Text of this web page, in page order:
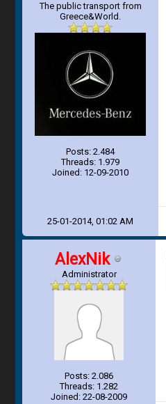
The public transport from
Greece&World.
Posts: 2.484
Threads: 1.979
Joined: 12-09-2010
25-01-2014, 01:02 AM
AlexNik
Administrator
Posts: 2.086
Threads: 1.282
Joined: 22-08-2009